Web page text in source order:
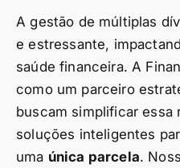
A gestão de múltiplas
e estressante,
saúde financeira. A
como um parceiro
buscam simplificar essa
soluções inteligentes
uma única parcela.